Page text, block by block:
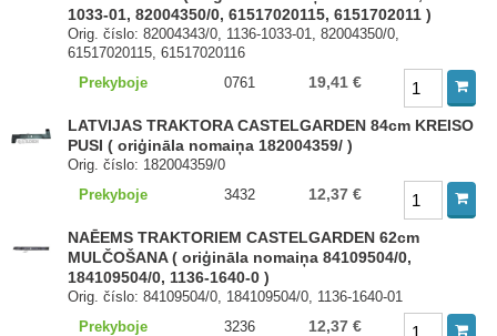
1033-01, 82004350/0, 61517020115, 6151702011 )
Orig. číslo: 82004343/0, 1136-1033-01, 82004350/0,
61517020115, 61517020116
Prekyboje
0761 19,41 €
LATVIJAS TRAKTORA CASTELGARDEN 84cm KREISO
PUSI ( oriģināla nomaiņa 182004359/ )
Orig. číslo: 182004359/0
Prekyboje
3432 12,37 €
NAĒEMS TRAKTORIEM CASTELGARDEN 62cm
MULČOŠANA ( oriģināla nomaiņa 84109504/0,
184109504/0, 1136-1640-0 )
Orig. číslo: 84109504/0, 184109504/0, 1136-1640-01
Prekyboje
3236 12,37 €